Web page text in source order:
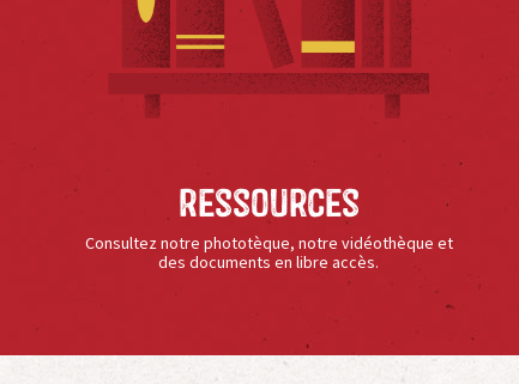
Ressources
Consultez notre phototèque, notre vidéothèque et
des documents en libre accès.